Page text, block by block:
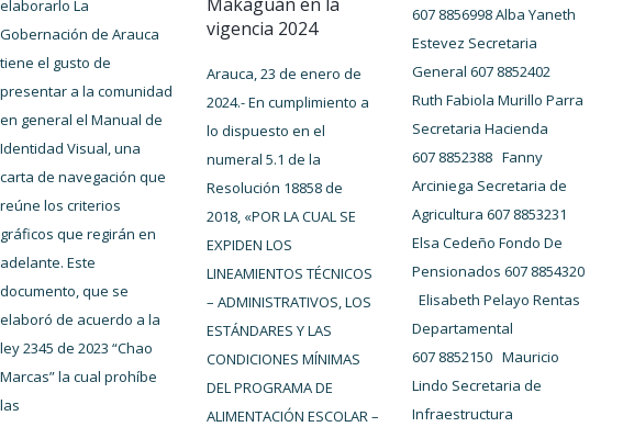
elaborarlo La
Gobernación de Arauca
tiene el gusto de
presentar a la comunidad
en general el Manual de
Identidad Visual, una
carta de navegación que
reúne los criterios
gráficos que regirán en
adelante. Este
documento, que se
elaboró de acuerdo a la
ley 2345 de 2023 “Chao
Marcas” la cual prohíbe
las
vigencia 2024
Arauca, 23 de enero de
2024.- En cumplimiento a
lo dispuesto en el
numeral 5.1 de la
Resolución 18858 de
2018, «POR LA CUAL SE
EXPIDEN LOS
LINEAMIENTOS TÉCNICOS
– ADMINISTRATIVOS, LOS
ESTÁNDARES Y LAS
CONDICIONES MÍNIMAS
DEL PROGRAMA DE
ALIMENTACIÓN ESCOLAR –
607 8856998 Alba Yaneth
Estevez Secretaria
General 607 8852402
Ruth Fabiola Murillo Parra
Secretaria Hacienda
607 8852388 Fanny
Arciniega Secretaria de
Agricultura 607 8853231
Elsa Cedeño Fondo De
Pensionados 607 8854320
Elisabeth Pelayo Rentas
Departamental
607 8852150 Mauricio
Lindo Secretaria de
Infraestructura